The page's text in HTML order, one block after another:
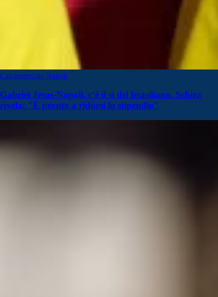
Calciomercato Napoli
Gabriel Jesus-Napoli, c’è il sì del brasiliano. Schira
rivela: "È pronto a ridursi lo stipendio"